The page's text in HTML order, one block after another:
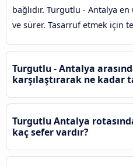
bağlıdır. Turgutlu - Antalya
ve sürer. Tasarruf etmek için
Turgutlu - Antalya
karşılaştırarak ne kadar
Turgutlu Antalya
kaç sefer vardır?